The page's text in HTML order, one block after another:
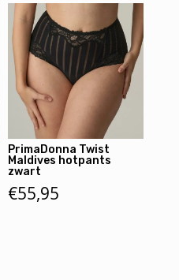
PrimaDonna Twist
Maldives hotpants
zwart
€55,95